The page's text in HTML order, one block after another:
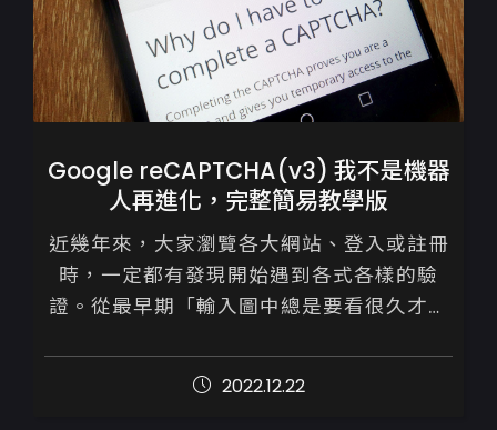
Google reCAPTCHA(v3) 我不是機器
人再進化，完整簡易教學版
近幾年來，大家瀏覽各大網站、登入或註冊
時，一定都有發現開始遇到各式各樣的驗
證。從最早期「輸入圖中總是要看很久才會
選有ＯＯＯ的照片」，到現今的勾選「我不
是機器...
2022.12.22